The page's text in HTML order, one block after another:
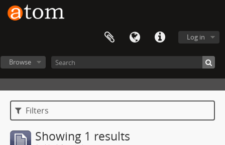
Log in
Browse
Filters
Showing 1 results